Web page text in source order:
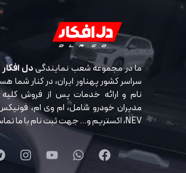
ما در مجموعه شعب نمایندگیدل افکار
سراسر کشور پهناور ایران، در کنار شما
نام و ارائه خدمات پس از فروش
مدیران خودرو شامل، ام وی ام،
NEV، اکستریم و… جهت ثبت نام با ما تماس بگیرید.